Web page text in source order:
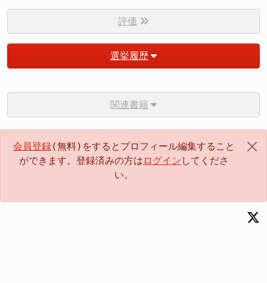
評価
選挙履歴
関連書籍
会員登録(無料)をするとプロフィール編集すること
ができます。登録済みの方は ログイン してくださ
い。